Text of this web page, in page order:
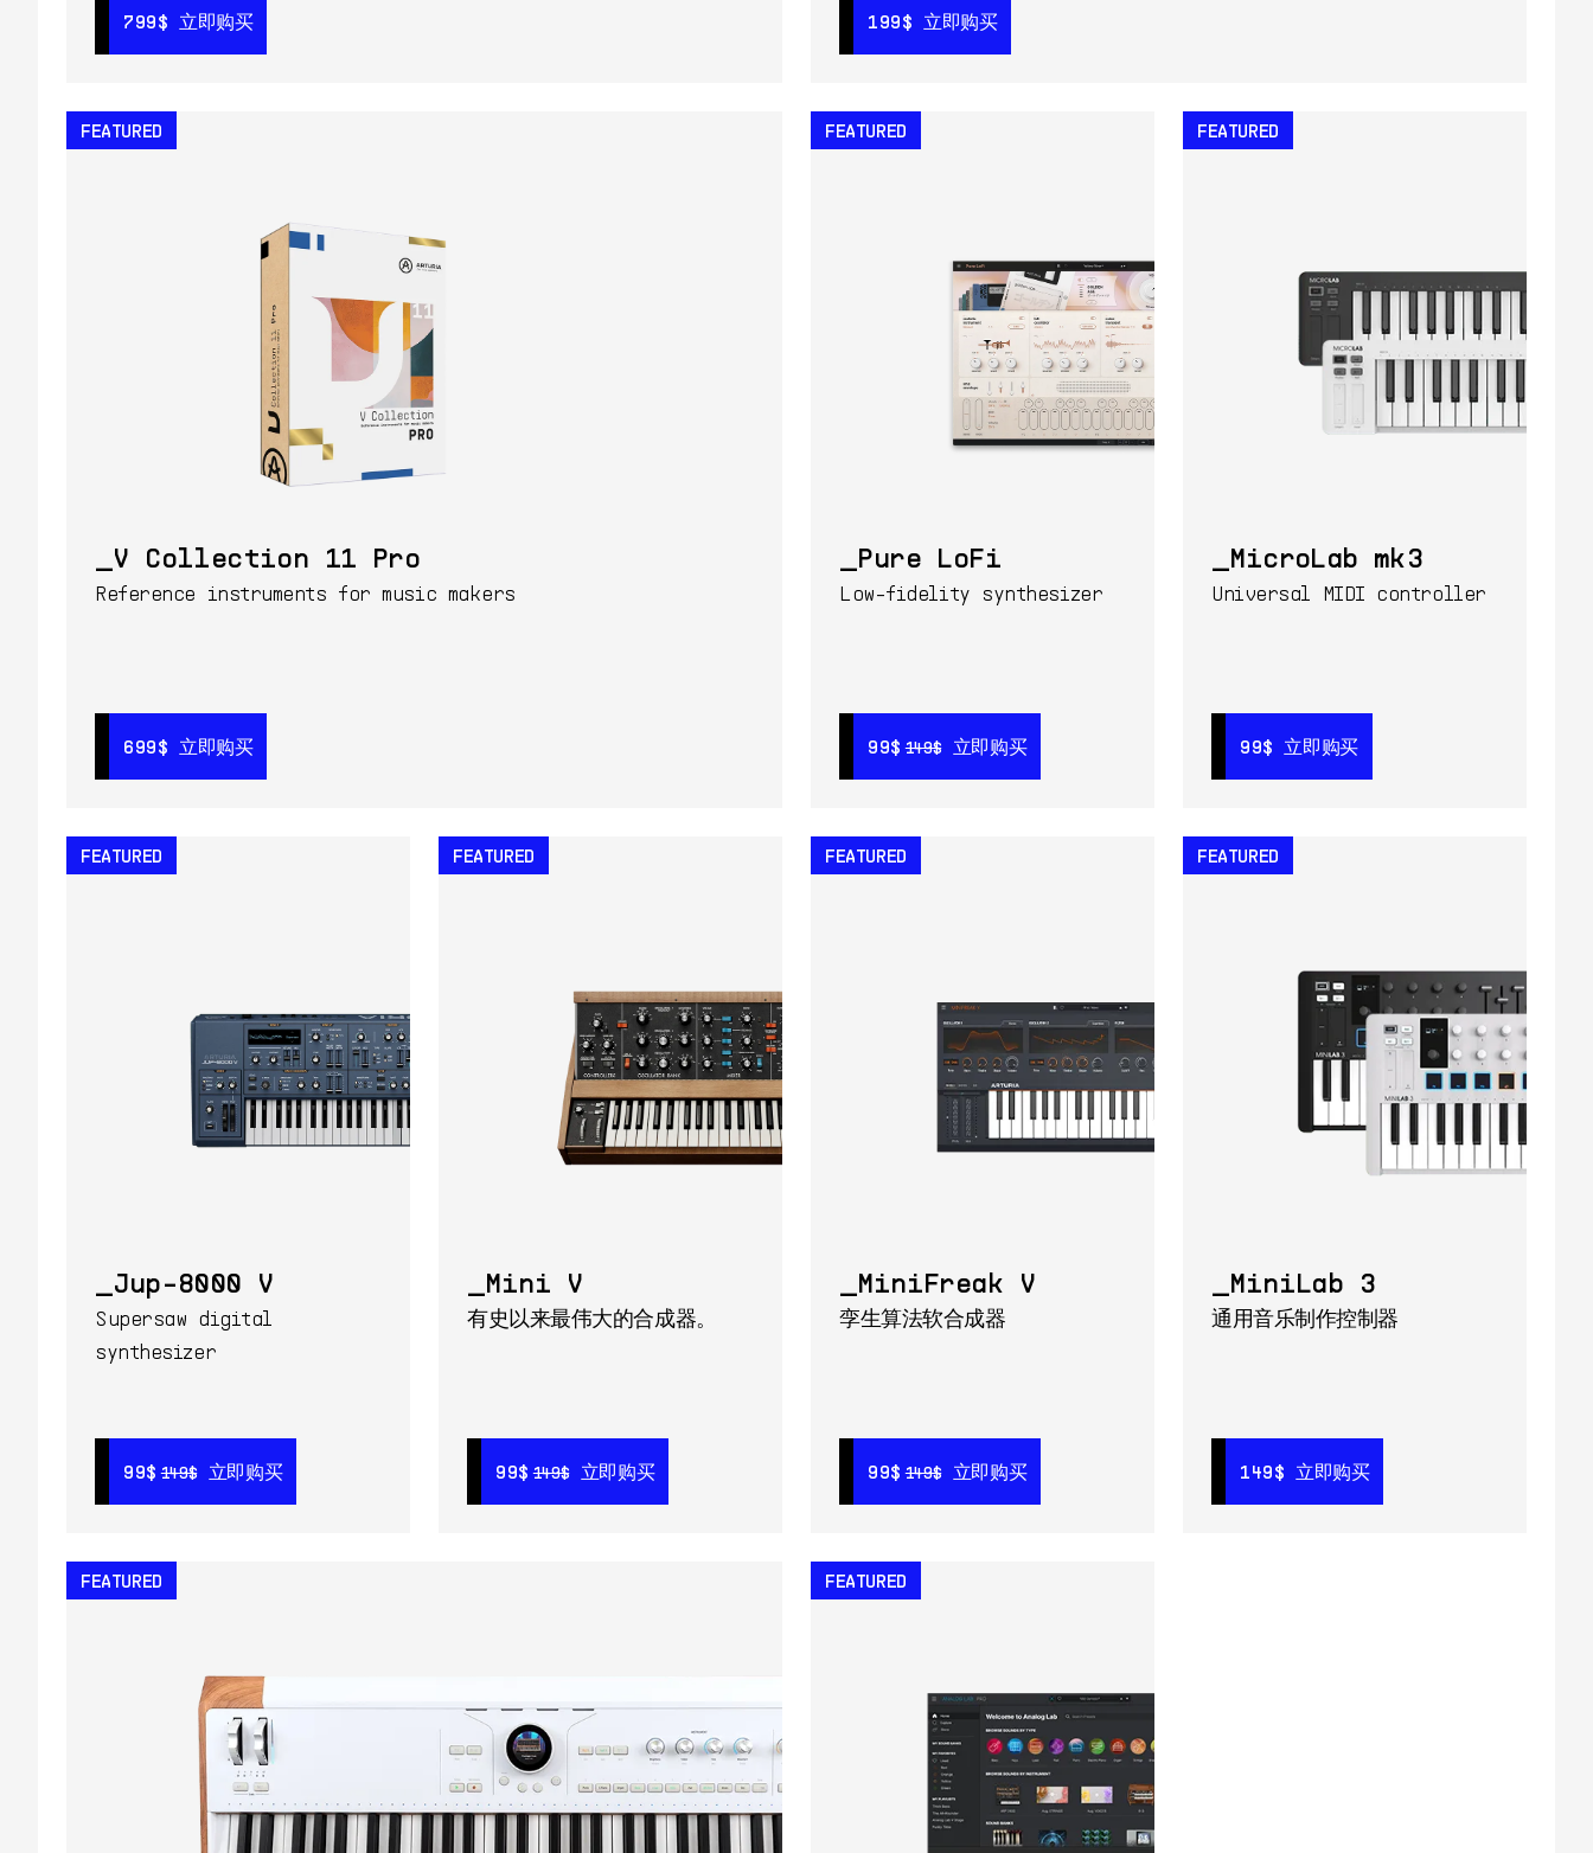
799$ 立即购买
799$ 立即购买 199$ 立即购买
199$ 立即购买
FEATURED
V Collection 11 Pro
Reference instruments for music makers
699$ 立即购买
699$ 立即购买
FEATURED
Pure LoFi
Low-fidelity synthesizer
99$ 149$立即购买
99$ 149$立即购买
FEATURED
MicroLab mk3
Universal MIDI controller
99$ 立即购买
99$ 立即购买
FEATURED
Jup-8000 V
Supersaw digital
synthesizer
99$ 149$立即购买
99$ 149$立即购买 99$ 149$
FEATURED
Mini V
有史以来最伟大的合成器。
99$ 149$立即购买
99$ 149$立即购买 99$ 149$
FEATURED
MiniFreak V
孪生算法软合成器
99$ 149$立即购买
99$ 149$立即购买 99$
FEATURED
MiniLab 3
通用音乐制作控制器
149$ 立即购买
149$ 立即购买
FEATURED FEATURED